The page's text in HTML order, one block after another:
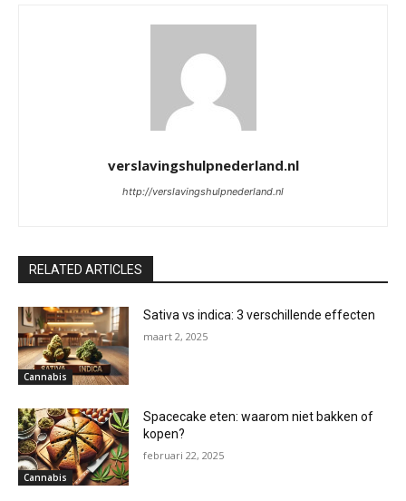
verslavingshulpnederland.nl
http://verslavingshulpnederland.nl
RELATED ARTICLES
Cannabis
Sativa vs indica: 3 verschillende effecten
maart 2, 2025
Cannabis
Spacecake eten: waarom niet bakken of
kopen?
februari 22, 2025